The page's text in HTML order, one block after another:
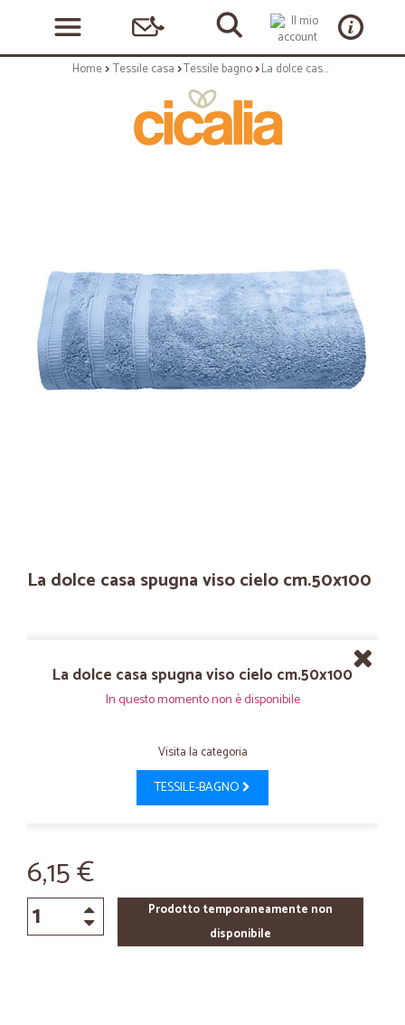
Home Tessile casa Tessile bagno La dolce casa spugna viso cielo cm.50x100
La dolce casa spugna viso cielo cm.50x100
La dolce casa spugna viso cielo cm.50x100
In questo momento non è disponibile
Visita la categoria
TESSILE-BAGNO
6,15 €
Prodotto temporaneamente non
disponibile